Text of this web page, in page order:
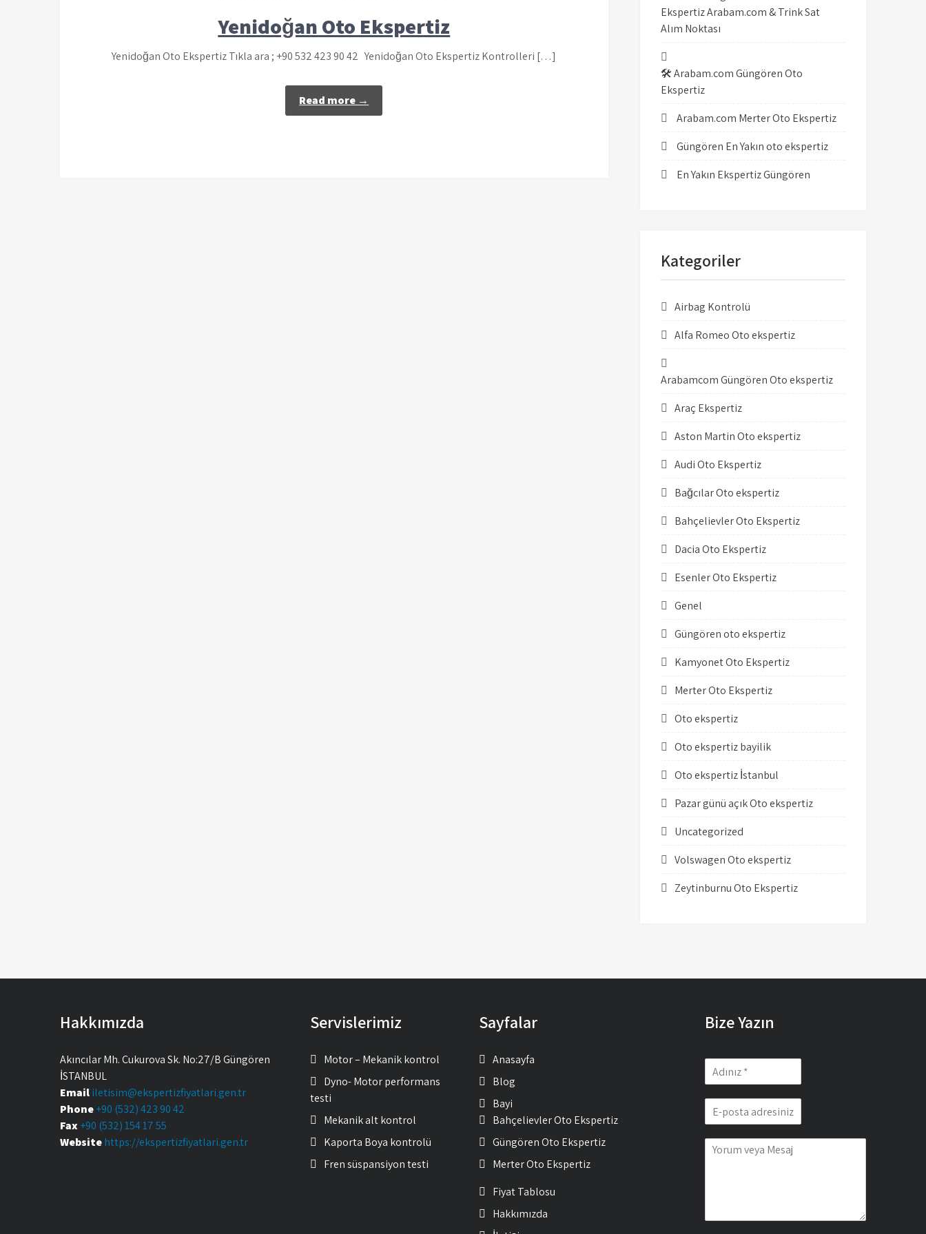
Yenidoğan Oto Ekspertiz
Yenidoğan Oto Ekspertiz Tıkla ara ; +90 532 423 90 42 Yenidoğan Oto Ekspertiz Kontrolleri […]
Read more →
Ekspertiz Arabam.com & Trink Sat
Alım Noktası
🛠️ Arabam.com Güngören Oto
Ekspertiz
Arabam.com Merter Oto Ekspertiz
Güngören En Yakın oto ekspertiz
En Yakın Ekspertiz Güngören
Kategoriler
Airbag Kontrolü
Alfa Romeo Oto ekspertiz
Arabamcom Güngören Oto ekspertiz
Araç Ekspertiz
Aston Martin Oto ekspertiz
Audi Oto Ekspertiz
Bağcılar Oto ekspertiz
Bahçelievler Oto Ekspertiz
Dacia Oto Ekspertiz
Esenler Oto Ekspertiz
Genel
Güngören oto ekspertiz
Kamyonet Oto Ekspertiz
Merter Oto Ekspertiz
Oto ekspertiz
Oto ekspertiz bayilik
Oto ekspertiz İstanbul
Pazar günü açık Oto ekspertiz
Uncategorized
Volswagen Oto ekspertiz
Zeytinburnu Oto Ekspertiz
Hakkımızda
Akıncılar Mh. Çukurova Sk. No:27/B Güngören
İSTANBUL
Emaililetisim@ekspertizfiyatlari.gen.tr
Phone+90 (532) 423 90 42
Fax+90 (532) 154 17 55
Websitehttps://ekspertizfiyatlari.gen.tr
Servislerimiz
Motor – Mekanik kontrol
Dyno- Motor performans
testi
Mekanik alt kontrol
Kaporta Boya kontrolü
Fren süspansiyon testi
Sayfalar
Anasayfa
Blog
Bayi
Bahçelievler Oto Ekspertiz
Güngören Oto Ekspertiz
Merter Oto Ekspertiz
Fiyat Tablosu
Hakkımızda
Bize Yazın